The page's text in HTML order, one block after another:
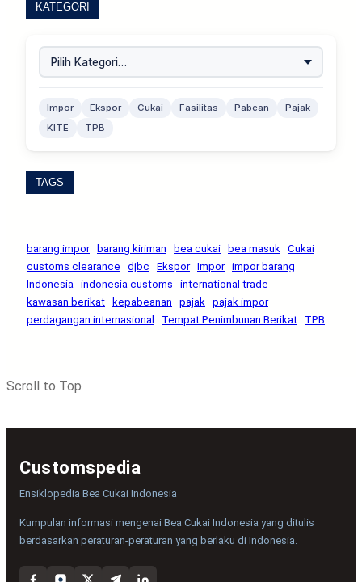
KATEGORI
Impor Ekspor Cukai Fasilitas Pabean
Pajak
KITE
TPB
TAGS
barang impor barang kiriman bea cukai bea masuk Cukai
customs clearance
djbc Ekspor Impor impor barang
Indonesia indonesia customs
international trade
kawasan berikat
kepabeanan pajak pajak impor
perdagangan internasional
Tempat Penimbunan Berikat TPB
Scroll to Top
Customspedia
Ensiklopedia Bea Cukai Indonesia
Kumpulan informasi mengenai Bea Cukai Indonesia yang ditulis
berdasarkan peraturan-peraturan yang berlaku di Indonesia.